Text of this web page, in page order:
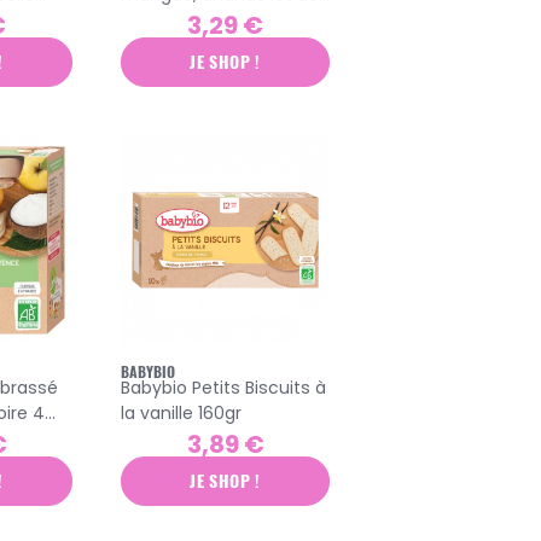
2 pots de 130g
3,29 €
JE SHOP !
4
BABYBIO
Babybio Petits Biscuits à
la vanille 160gr
3,89 €
JE SHOP !